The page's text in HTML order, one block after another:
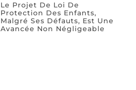
Le Projet De Loi De
Protection Des Enfants,
Malgré Ses Défauts, Est Une
Avancée Non Négligeable